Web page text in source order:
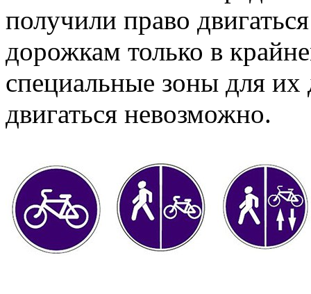
получили право
дорожкам только в
специальные зоны для
двигаться невозможно.